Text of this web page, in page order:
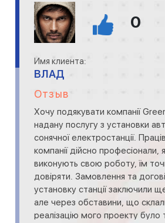
0
Имя клиента:
ВЛАД
Отзыв
Хочу подякувати компанії
надану послугу з установки
сонячної електростанції.
компанії дійсно професіонали,
виконують свою роботу, їм
довіряти. Замовлення та
установку станції заключили
але через обставини, що
реалізацію мого проекту було